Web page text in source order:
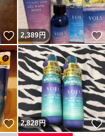
いいね！
2,389円
いいね！
2,828円